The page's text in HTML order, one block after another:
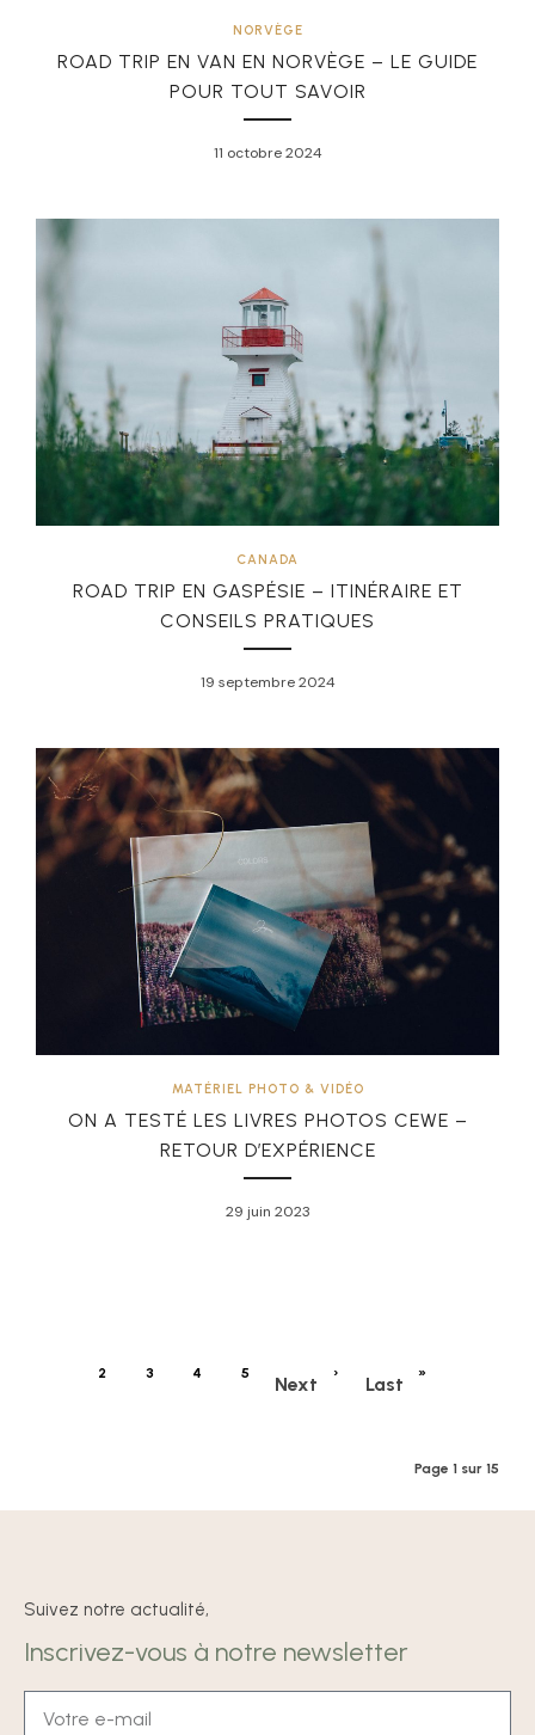
NORVÈGE
ROAD TRIP EN VAN EN NORVÈGE – LE GUIDE
POUR TOUT SAVOIR
11 octobre 2024
CANADA
ROAD TRIP EN GASPÉSIE – ITINÉRAIRE ET
CONSEILS PRATIQUES
19 septembre 2024
MATÉRIEL PHOTO & VIDÉO
ON A TESTÉ LES LIVRES PHOTOS CEWE –
RETOUR D’EXPÉRIENCE
29 juin 2023
2 3 4 5 Next › Last »
Page 1 sur 15
Suivez notre actualité,
Inscrivez-vous à notre newsletter